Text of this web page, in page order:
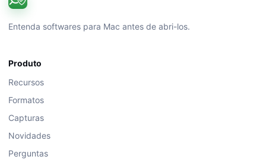
Entenda softwares para Mac antes de abri-los.
Produto
Recursos
Formatos
Capturas
Novidades
Perguntas